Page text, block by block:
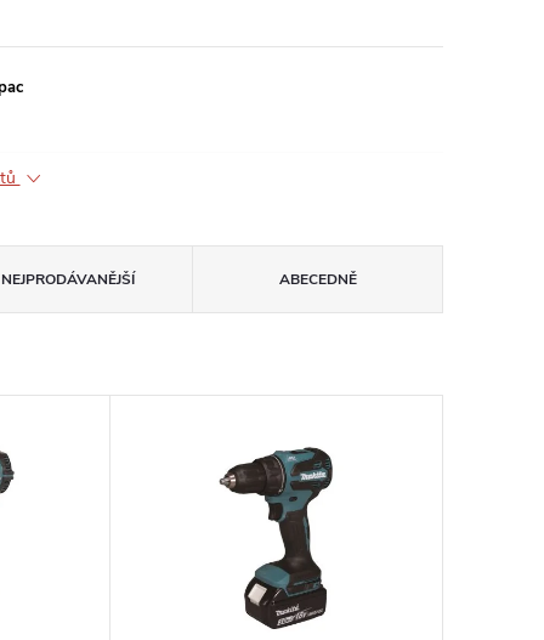
NEJPRODÁVANĚJŠÍ ABECEDNĚ